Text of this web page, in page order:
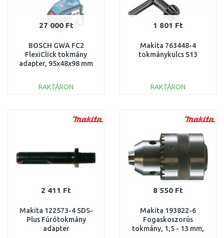
27 000 Ft
BOSCH GWA FC2
FlexiClick tokmány
adapter, 95x48x98 mm
RAKTÁRON
Összehasonlítás
1 801 Ft
Makita 763448-4
tokmánykulcs S13
RAKTÁRON
Összehasonlítás
2 411 Ft
Makita 122573-4 SDS-
Plus Fúrótokmány
adapter
8 550 Ft
Makita 193822-6
Fogaskoszorús
tokmány, 1,5 - 13 mm,